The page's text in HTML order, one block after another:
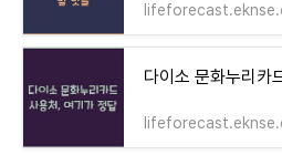
다이소 문화누리카